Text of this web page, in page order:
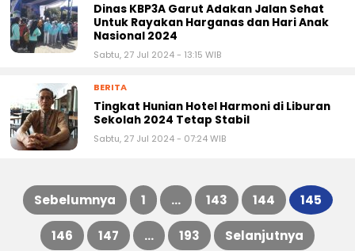
Dinas KBP3A Garut Adakan Jalan Sehat
Untuk Rayakan Harganas dan Hari Anak
Nasional 2024
Sabtu, 27 Jul 2024 - 13:15 WIB
BERITA
Tingkat Hunian Hotel Harmoni di Liburan
Sekolah 2024 Tetap Stabil
Sabtu, 27 Jul 2024 - 07:24 WIB
Paginasi
Sebelumnya 1 … 143 144 145
146 147 … 193 Selanjutnya